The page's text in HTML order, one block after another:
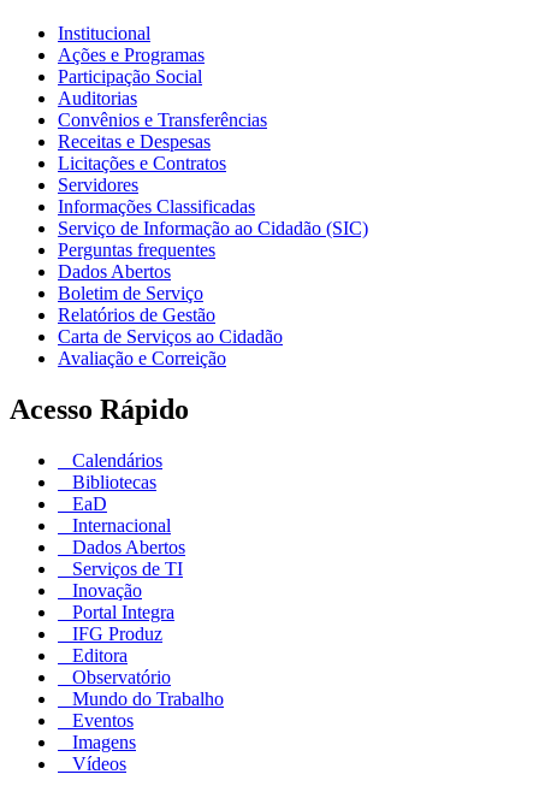
Institucional
Ações e Programas
Participação Social
Auditorias
Convênios e Transferências
Receitas e Despesas
Licitações e Contratos
Servidores
Informações Classificadas
Serviço de Informação ao Cidadão (SIC)
Perguntas frequentes
Dados Abertos
Boletim de Serviço
Relatórios de Gestão
Carta de Serviços ao Cidadão
Avaliação e Correição
Acesso Rápido
Calendários
Bibliotecas
EaD
Internacional
Dados Abertos
Serviços de TI
Inovação
Portal Integra
IFG Produz
Editora
Observatório
Mundo do Trabalho
Eventos
Imagens
Vídeos